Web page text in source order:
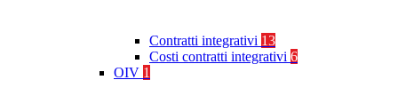
Contratti integrativi 13
Costi contratti integrativi 6
OIV 1